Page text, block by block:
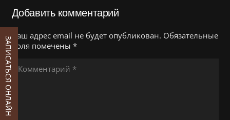
Добавить комментарий
Ваш адрес email не будет опубликован. Обязательные
поля помечены *
ЗАПИСАТЬСЯ ОНЛАЙН